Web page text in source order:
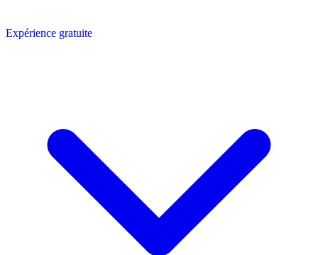
Expérience gratuite